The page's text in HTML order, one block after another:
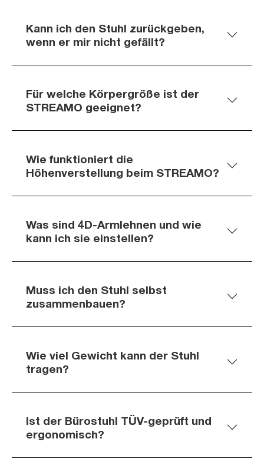
Kann ich den Stuhl zurückgeben,
wenn er mir nicht gefällt?
Für welche Körpergröße ist der
STREAMO geeignet?
Wie funktioniert die
Höhenverstellung beim STREAMO?
Was sind 4D-Armlehnen und wie
kann ich sie einstellen?
Muss ich den Stuhl selbst
zusammenbauen?
Wie viel Gewicht kann der Stuhl
tragen?
Ist der Bürostuhl TÜV-geprüft und
ergonomisch?